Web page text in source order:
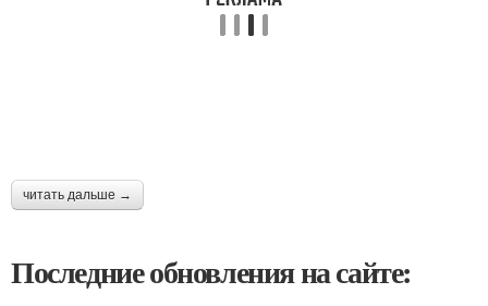
читать дальше →
Последние обновления на сайте: